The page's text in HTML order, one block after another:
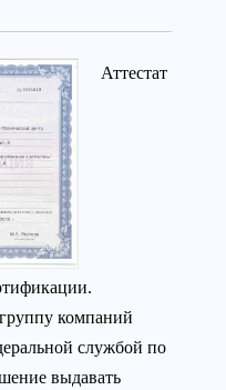
Аттестат
компаний
службой по
выдавать